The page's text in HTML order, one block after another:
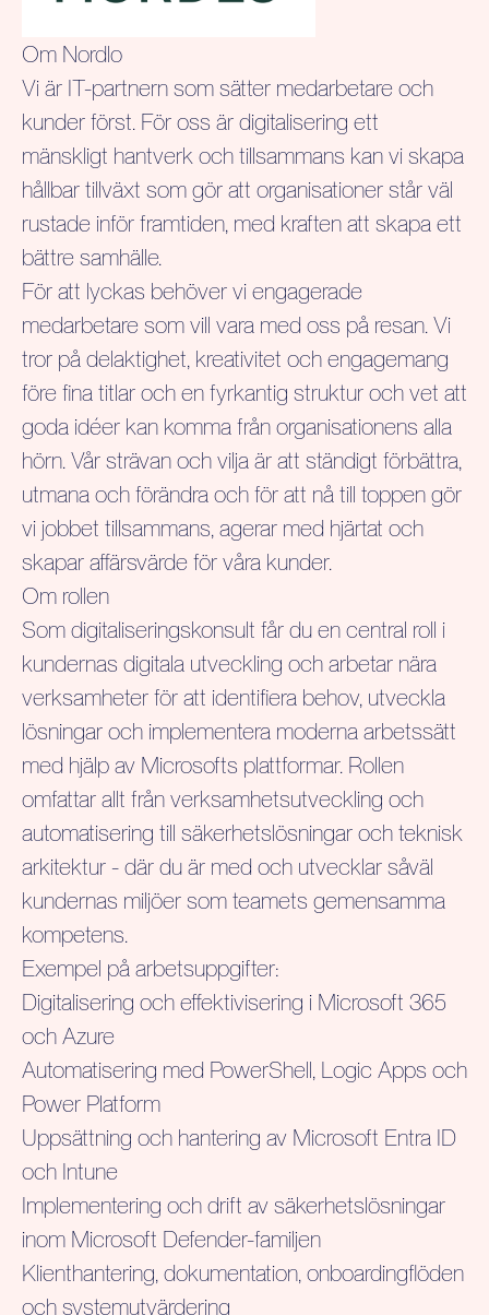
Om Nordlo
Vi är IT-partnern som sätter medarbetare och
kunder först. För oss är digitalisering ett
mänskligt hantverk och tillsammans kan vi skapa
hållbar tillväxt som gör att organisationer står väl
rustade inför framtiden, med kraften att skapa ett
bättre samhälle.
För att lyckas behöver vi engagerade
medarbetare som vill vara med oss på resan. Vi
tror på delaktighet, kreativitet och engagemang
före fina titlar och en fyrkantig struktur och vet att
goda idéer kan komma från organisationens alla
hörn. Vår strävan och vilja är att ständigt förbättra,
utmana och förändra och för att nå till toppen gör
vi jobbet tillsammans, agerar med hjärtat och
skapar affärsvärde för våra kunder.
Om rollen
Som digitaliseringskonsult får du en central roll i
kundernas digitala utveckling och arbetar nära
verksamheter för att identifiera behov, utveckla
lösningar och implementera moderna arbetssätt
med hjälp av Microsofts plattformar. Rollen
omfattar allt från verksamhetsutveckling och
automatisering till säkerhetslösningar och teknisk
arkitektur - där du är med och utvecklar såväl
kundernas miljöer som teamets gemensamma
kompetens.
Exempel på arbetsuppgifter:
Digitalisering och effektivisering i Microsoft 365
och Azure
Automatisering med PowerShell, Logic Apps och
Power Platform
Uppsättning och hantering av Microsoft Entra ID
och Intune
Implementering och drift av säkerhetslösningar
inom Microsoft Defender-familjen
Klienthantering, dokumentation, onboardingflöden
och systemutvärdering